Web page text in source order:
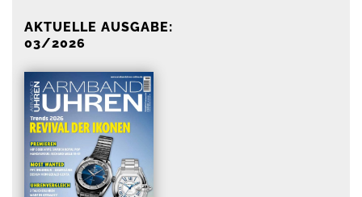
AKTUELLE AUSGABE:
03/2026